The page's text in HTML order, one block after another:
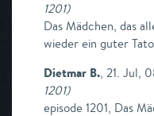
1201)
Das Mädchen, das
wieder ein guter
Dietmar B., 21. Jul,
1201)
episode 1201, Das